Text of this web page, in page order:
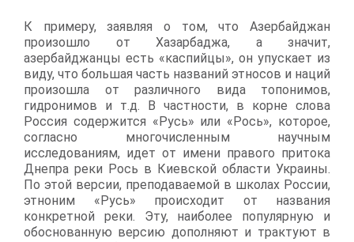
К примеру, заявляя о том, что Азербайджан
произошло от Хазарбаджа, а значит,
азербайджанцы есть «каспийцы», он упускает из
виду, что большая часть названий этносов и наций
произошла от различного вида топонимов,
гидронимов и т.д. В частности, в корне слова
Россия содержится «Русь» или «Рось», которое,
согласно многочисленным научным
исследованиям, идет от имени правого притока
Днепра реки Рось в Киевской области Украины.
По этой версии, преподаваемой в школах России,
этноним «Русь» происходит от названия
конкретной реки. Эту, наиболее популярную и
обоснованную версию дополняют и трактуют в